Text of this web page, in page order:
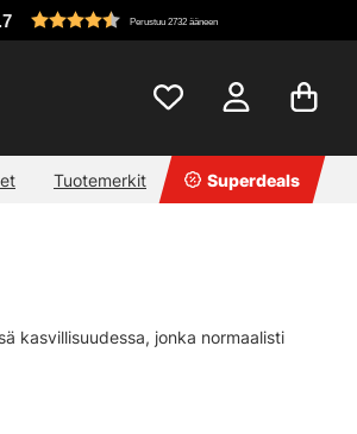
Perustuu 2732 ääneen
Tuotemerkit Superdeals
kasvillisuudessa, jonka normaalisti